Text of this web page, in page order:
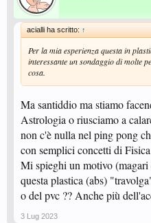
acialli ha scritto: ↑
Per la mia esperienza questa in
interessante un sondaggio di molte
cosa.
Ma santiddio ma stiamo
Astrologia o riusciamo a
non c'è nulla nel ping pong
con semplici concetti di
Mi spieghi un motivo
questa plastica (abs)
o del pvc ?? Anche più
3 Lug 2023